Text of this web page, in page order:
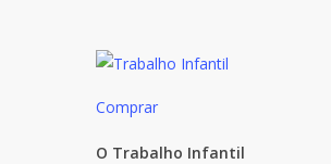
Comprar
O Trabalho Infantil